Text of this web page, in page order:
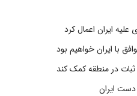
ایران اعمال کرد
با ایران خواهیم بود
ثبات در منطقه کمک کند